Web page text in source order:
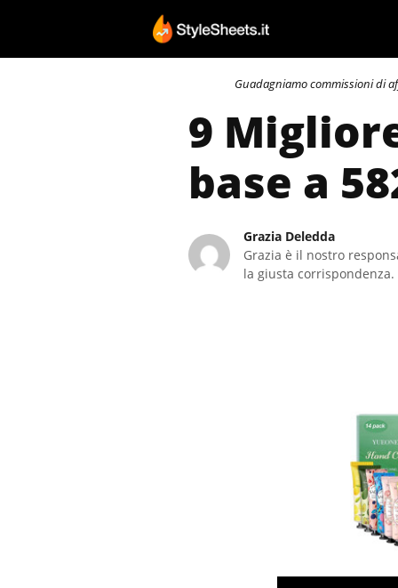
contenuto
Guadagniamo commissioni di
9
base a
Grazia Deledda
Grazia è il nostro
la giusta